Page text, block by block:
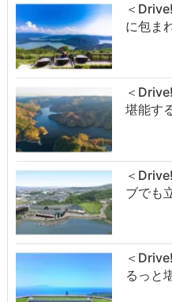
＜
に包ま
＜
堪能す
＜
ブでも
＜
るっと